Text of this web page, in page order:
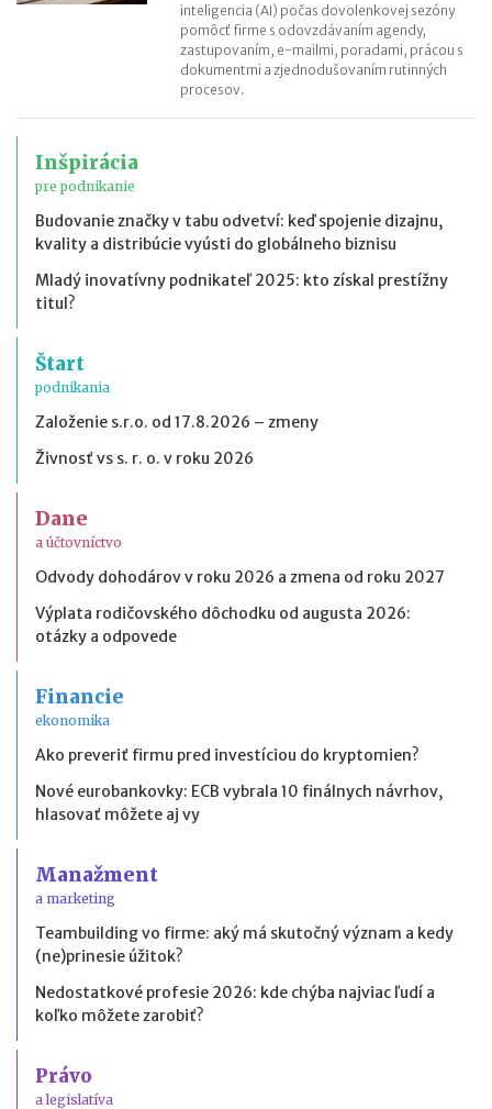
inteligencia (AI) počas dovolenkovej sezóny
pomôcť firme s odovzdávaním agendy,
zastupovaním, e-mailmi, poradami, prácou s
dokumentmi a zjednodušovaním rutinných
procesov.
Inšpirácia
pre podnikanie
Budovanie značky v tabu odvetví: keď spojenie dizajnu,
kvality a distribúcie vyústi do globálneho biznisu
Mladý inovatívny podnikateľ 2025: kto získal prestížny
titul?
Štart
podnikania
Založenie s.r.o. od 17.8.2026 – zmeny
Živnosť vs s. r. o. v roku 2026
Dane
a účtovníctvo
Odvody dohodárov v roku 2026 a zmena od roku 2027
Výplata rodičovského dôchodku od augusta 2026:
otázky a odpovede
Financie
ekonomika
Ako preveriť firmu pred investíciou do kryptomien?
Nové eurobankovky: ECB vybrala 10 finálnych návrhov,
hlasovať môžete aj vy
Manažment
a marketing
Teambuilding vo firme: aký má skutočný význam a kedy
(ne)prinesie úžitok?
Nedostatkové profesie 2026: kde chýba najviac ľudí a
koľko môžete zarobiť?
Právo
a legislatíva